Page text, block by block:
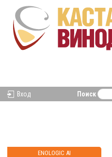
Вход Поиск
ENOLOGIC AI